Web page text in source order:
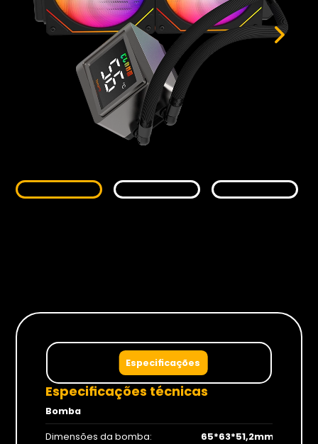
Water Coolers
SSDs
SSDs M2
SSDs SATA
Cadeiras
Seja Revenda
Especificações
Especificações técnicas
Bomba
Dimensões da bomba: 65*63*51,2mm